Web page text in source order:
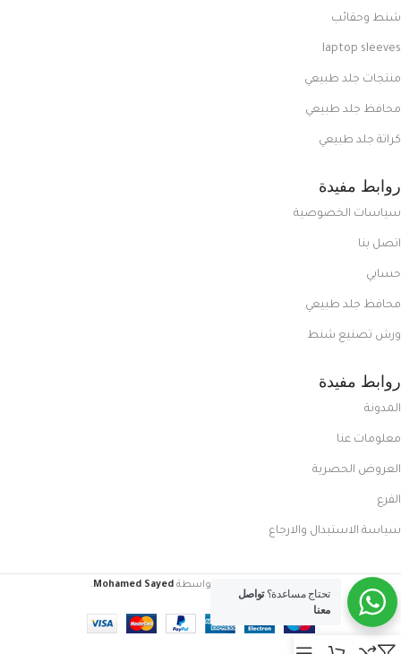
شنط وحقائب
laptop sleeves
منتجات جلد طبيعي
محافظ جلد طبيعي
كراتة جلد طبيعي
روابط مفيدة
سياسات الخصوصية
اتصل بنا
حسابي
محافظ جلد طبيعي
ورش تصنيع شنط
روابط مفيدة
المدونة
معلومات عنا
العروض الحصرية
الفرع
سياسة الاستبدال والارجاع
تم إنشاؤه بواسطةMohamed Sayed
.
تحتاج مساعدة؟تواصل
معنا